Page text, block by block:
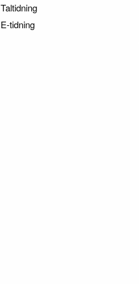
Taltidning
E-tidning